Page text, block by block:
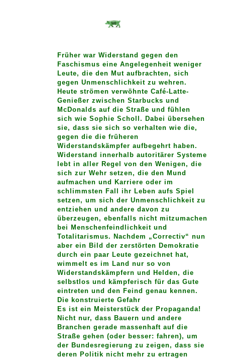
Früher war Widerstand gegen den
Faschismus eine Angelegenheit weniger
Leute, die den Mut aufbrachten, sich
gegen Unmenschlichkeit zu wehren.
Heute strömen verwöhnte Café-Latte-
Genießer zwischen Starbucks und
McDonalds auf die Straße und fühlen
sich wie Sophie Scholl. Dabei übersehen
sie, dass sie sich so verhalten wie die,
gegen die die früheren
Widerstandskämpfer aufbegehrt haben.
Widerstand innerhalb autoritärer Systeme
lebt in aller Regel von den Wenigen, die
sich zur Wehr setzen, die den Mund
aufmachen und Karriere oder im
schlimmsten Fall ihr Leben aufs Spiel
setzen, um sich der Unmenschlichkeit zu
entziehen und andere davon zu
überzeugen, ebenfalls nicht mitzumachen
bei Menschenfeindlichkeit und
Totalitarismus. Nachdem „Correctiv“ nun
aber ein Bild der zerstörten Demokratie
durch ein paar Leute gezeichnet hat,
wimmelt es im Land nur so von
Widerstandskämpfern und Helden, die
selbstlos und kämpferisch für das Gute
eintreten und den Feind genau kennen.
Die konstruierte Gefahr
Es ist ein Meisterstück der Propaganda!
Nicht nur, dass Bauern und andere
Branchen gerade massenhaft auf die
Straße gehen (oder besser: fahren), um
der Bundesregierung zu zeigen, dass sie
deren Politik nicht mehr zu ertragen